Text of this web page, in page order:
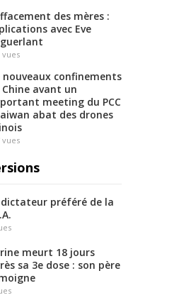
des mères :
avec Eve
vues
nouveaux confinements
Chine avant un
meeting du PCC
abat des drones
vues
dictateur préféré de la
meurt 18 jours
sa 3e dose : son père